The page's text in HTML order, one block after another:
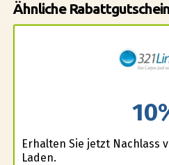
Ähnliche
Erhalten Sie jetzt Nachlass
Laden.